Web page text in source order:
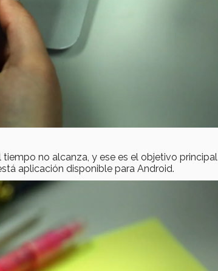
no alcanza, y ese es el objetivo principal
aplicación disponible para Android.